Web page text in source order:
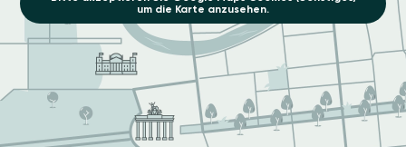
um die Karte anzusehen.